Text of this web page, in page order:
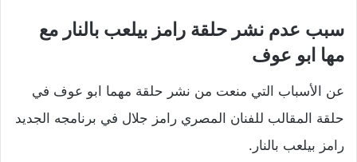
سبب عدم نشر حلقة رامز بيلعب بالنار مع
مها ابو عوف
عن الأسباب التي منعت من نشر حلقة مهما ابو عوف في
حلقة المقالب للفنان المصري رامز جلال في برنامجه الجديد
رامز بيلعب بالنار.